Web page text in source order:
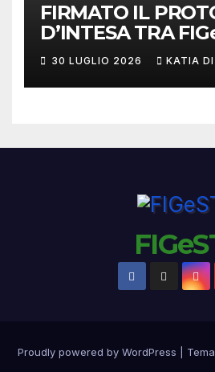
FIRMATO IL
D’INTESA TRA
NAZIONALE
30 LUGLIO 2026 KATIA
Proudly powered by WordPress